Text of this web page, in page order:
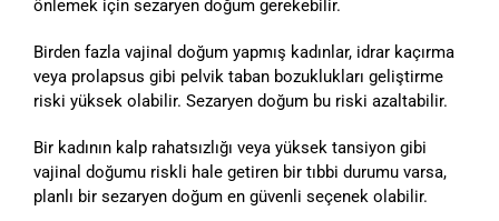
önlemek için sezaryen doğum gerekebilir.
Birden fazla vajinal doğum yapmış kadınlar, idrar kaçırma
veya prolapsus gibi pelvik taban bozuklukları geliştirme
riski yüksek olabilir. Sezaryen doğum bu riski azaltabilir.
Bir kadının kalp rahatsızlığı veya yüksek tansiyon gibi
vajinal doğumu riskli hale getiren bir tıbbi durumu varsa,
planlı bir sezaryen doğum en güvenli seçenek olabilir.